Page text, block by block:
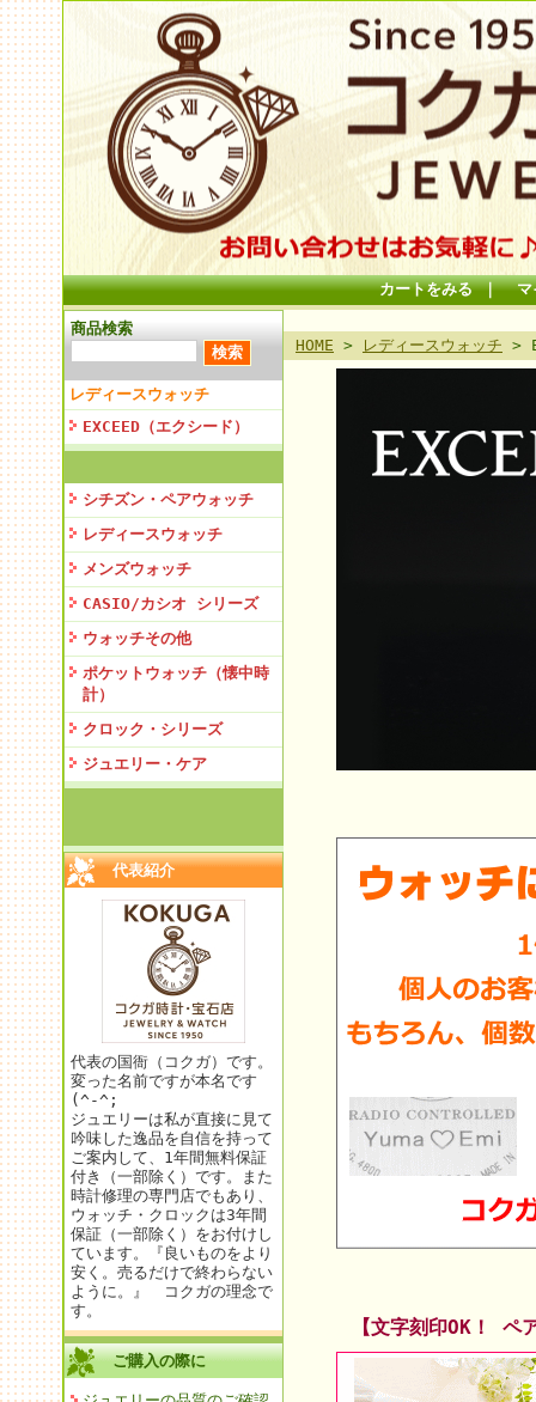
カートをみる｜ マ
商品検索
レディースウォッチ
EXCEED（エクシード）
シチズン・ペアウォッチ
レディースウォッチ
メンズウォッチ
CASIO/カシオ シリーズ
ウォッチその他
ポケットウォッチ（懐中時
計）
クロック・シリーズ
ジュエリー・ケア
代表紹介
代表の国衙（コクガ）です。
変った名前ですが本名です
(^-^;
ジュエリーは私が直接に見て
吟味した逸品を自信を持って
ご案内して、1年間無料保証
付き（一部除く）です。また
時計修理の専門店でもあり、
ウォッチ・クロックは3年間
保証（一部除く）をお付けし
ています。『良いものをより
安く。売るだけで終わらない
ように。』 コクガの理念で
す。
ご購入の際に
HOME > レディースウォッチ >
【文字刻印OK！ ペ